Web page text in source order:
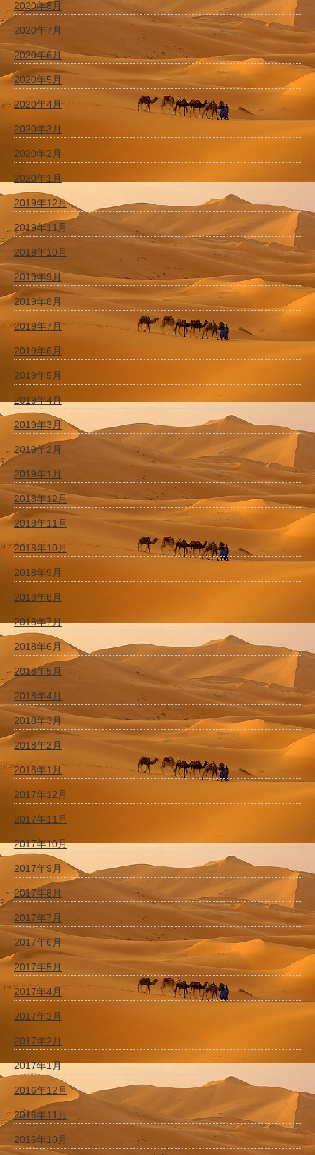
2020年8月
2020年7月
2020年6月
2020年5月
2020年4月
2020年3月
2020年2月
2020年1月
2019年12月
2019年11月
2019年10月
2019年9月
2019年8月
2019年7月
2019年6月
2019年5月
2019年4月
2019年3月
2019年2月
2019年1月
2018年12月
2018年11月
2018年10月
2018年9月
2018年8月
2018年7月
2018年6月
2018年5月
2018年4月
2018年3月
2018年2月
2018年1月
2017年12月
2017年11月
2017年10月
2017年9月
2017年8月
2017年7月
2017年6月
2017年5月
2017年4月
2017年3月
2017年2月
2017年1月
2016年12月
2016年11月
2016年10月